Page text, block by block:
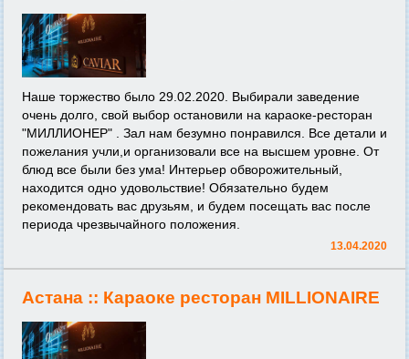
Наше торжество было 29.02.2020. Выбирали заведение
очень долго, свой выбор остановили на караоке-ресторан
"МИЛЛИОНЕР" . Зал нам безумно понравился. Все детали и
пожелания учли,и организовали все на высшем уровне. От
блюд все были без ума! Интерьер обворожительный,
находится одно удовольствие! Обязательно будем
рекомендовать вас друзьям, и будем посещать вас после
периода чрезвычайного положения.
13.04.2020
Астана :: Караоке ресторан MILLIONAIRE